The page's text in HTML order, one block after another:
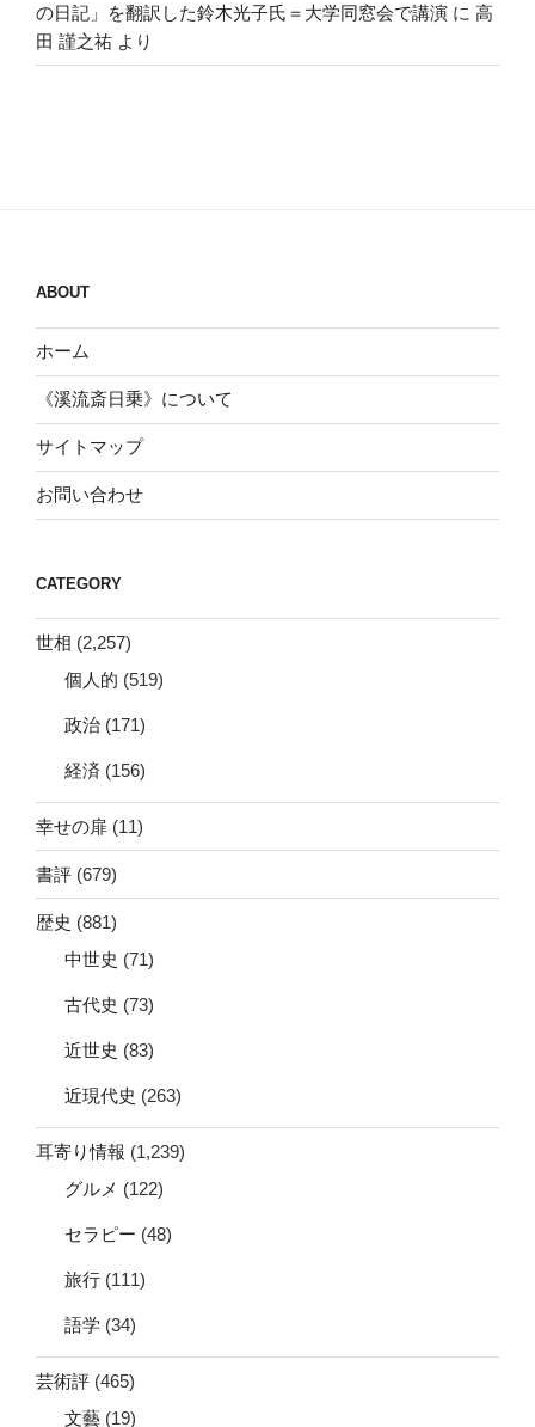
の日記」を翻訳した鈴木光子氏＝大学同窓会で講演 に 高
田 謹之祐 より
ABOUT
ホーム
《溪流斎日乗》について
サイトマップ
お問い合わせ
CATEGORY
世相 (2,257)
個人的 (519)
政治 (171)
経済 (156)
幸せの扉 (11)
書評 (679)
歴史 (881)
中世史 (71)
古代史 (73)
近世史 (83)
近現代史 (263)
耳寄り情報 (1,239)
グルメ (122)
セラピー (48)
旅行 (111)
語学 (34)
芸術評 (465)
文藝 (19)